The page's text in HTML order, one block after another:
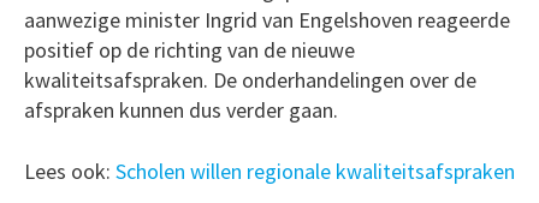
aanwezige minister Ingrid van Engelshoven reageerde
positief op de richting van de nieuwe
kwaliteitsafspraken. De onderhandelingen over de
afspraken kunnen dus verder gaan.
Lees ook: Scholen willen regionale kwaliteitsafspraken